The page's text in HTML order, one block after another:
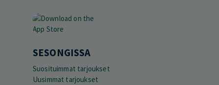
SESONGISSA
Suosituimmat tarjoukset
Uusimmat tarjoukset